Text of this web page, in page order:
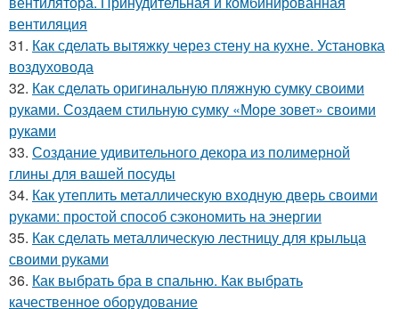
вентиляция
31. Как сделать вытяжку через стену на кухне. Установка
воздуховода
32. Как сделать оригинальную пляжную сумку своими
руками. Создаем стильную сумку «Море зовет» своими
руками
33. Создание удивительного декора из полимерной
глины для вашей посуды
34. Как утеплить металлическую входную дверь своими
руками: простой способ сэкономить на энергии
35. Как сделать металлическую лестницу для крыльца
своими руками
36. Как выбрать бра в спальню. Как выбрать
качественное оборудование